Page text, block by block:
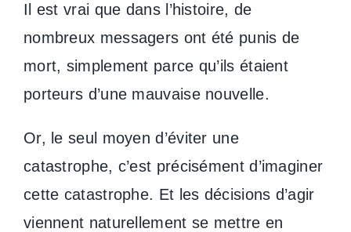
Il est vrai que dans l’histoire, de
nombreux messagers ont été punis de
mort, simplement parce qu’ils étaient
porteurs d’une mauvaise nouvelle.
Or, le seul moyen d’éviter une
catastrophe, c’est précisément d’imaginer
cette catastrophe. Et les décisions d’agir
viennent naturellement se mettre en